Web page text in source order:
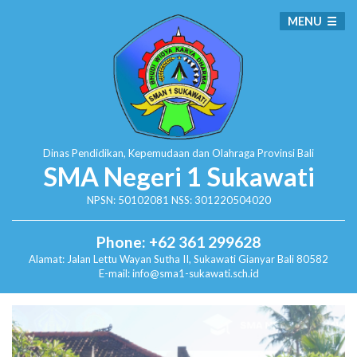
Dinas Pendidikan, Kepemudaan dan Olahraga Provinsi Bali
SMA Negeri 1 Sukawati
NPSN: 50102081 NSS: 301220504020
Phone: +62 361 299628
Alamat: Jalan Lettu Wayan Sutha II, SukawatiGianyar Bali 80582
E-mail: info@sma1-sukawati.sch.id
MENU